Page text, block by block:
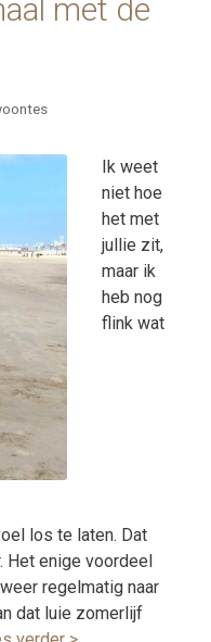
met de
Ik weet
niet hoe
het met
jullie zit,
maar ik
heb nog
flink wat
los te laten. Dat
Het enige voordeel
regelmatig naar
dat luie zomerlijf